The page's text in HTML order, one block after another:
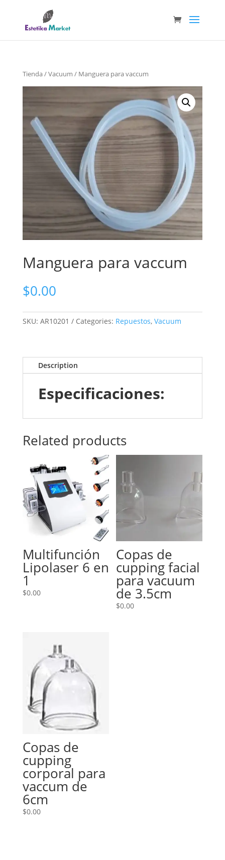
Tienda/Vacuum / Manguera para vaccum
Manguera para vaccum
$0.00
SKU: AR10201 Categories: Repuestos, Vacuum
Description
Especificaciones:
Related products
Multifunción
Lipolaser 6 en
1
$0.00
Copas de
cupping facial
para vacuum
de 3.5cm
$0.00
Copas de
cupping
corporal para
vaccum de
6cm
$0.00